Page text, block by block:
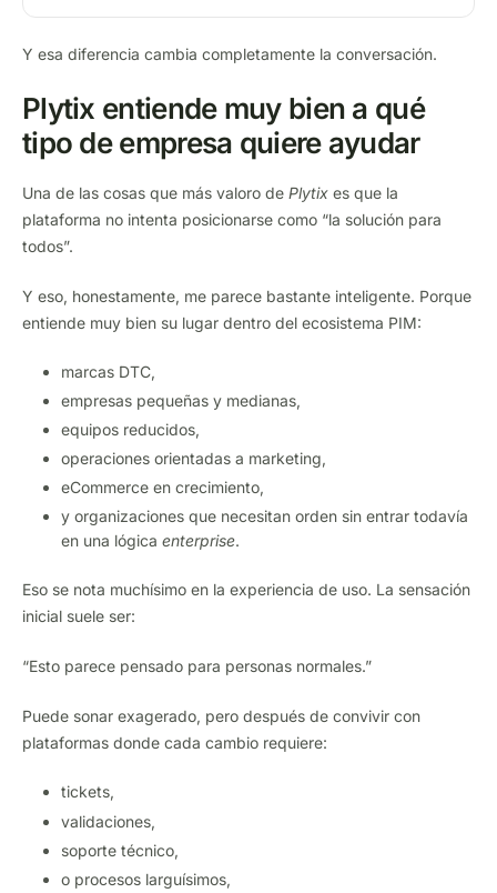
Y esa diferencia cambia completamente la conversación.
Plytix entiende muy bien a qué
tipo de empresa quiere ayudar
Una de las cosas que más valoro de Plytix es que la
plataforma no intenta posicionarse como “la solución para
todos”.
Y eso, honestamente, me parece bastante inteligente. Porque
entiende muy bien su lugar dentro del ecosistema PIM:
marcas DTC,
empresas pequeñas y medianas,
equipos reducidos,
operaciones orientadas a marketing,
eCommerce en crecimiento,
y organizaciones que necesitan orden sin entrar todavía
en una lógica enterprise.
Eso se nota muchísimo en la experiencia de uso. La sensación
inicial suele ser:
“Esto parece pensado para personas normales.”
Puede sonar exagerado, pero después de convivir con
plataformas donde cada cambio requiere:
tickets,
validaciones,
soporte técnico,
o procesos larguísimos,